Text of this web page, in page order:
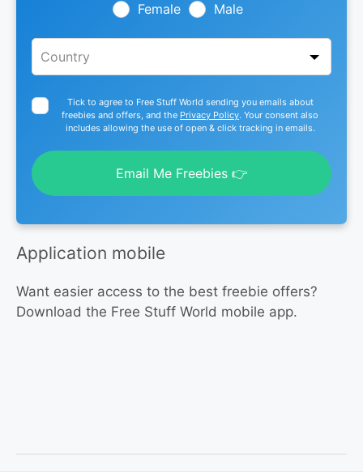
Female Male
Tick to agree to Free Stuff World sending you emails about
freebies and offers, and the Privacy Policy. Your consent also
includes allowing the use of open & click tracking in emails.
Email Me Freebies 👉
Application mobile
Want easier access to the best freebie offers?
Download the Free Stuff World mobile app.